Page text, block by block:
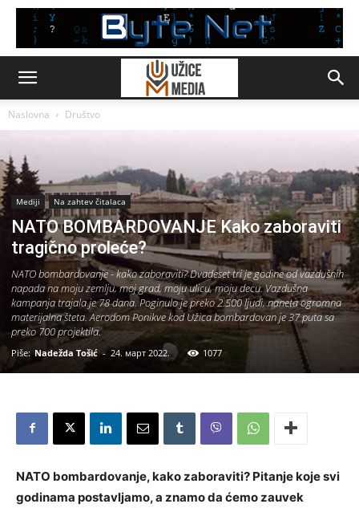
Naslovna Društvo
Mediji Na zahtev čitalaca
NATO BOMBARDOVANJE Kako zaboraviti
tragično proleće?
NATO bombardovanje - kako zaboraviti? Dvadeset tri je godine od vazdušnih
napada na moju zemlju, moj grad, moju ulicu, moju decu. Vazdušna
kampanja trajala je 78 dana. Poginulo je preko 2.500 ljudi, naneta ogromna
materijalna šteta. Aerodom Ponikve kod Užica bombardovan je 37 puta sa
preko 700 projektila.
Piše: Nadežda Tošić - 24. март 2022. 1077
NATO bombardovanje, kako zaboraviti? Pitanje koje svi
godinama postavljamo, a znamo da ćemo zauvek